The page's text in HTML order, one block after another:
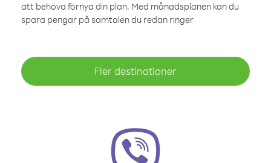
att behöva förnya din plan. Med månadsplanen kan du
spara pengar på samtalen du redan ringer
Fler destinationer